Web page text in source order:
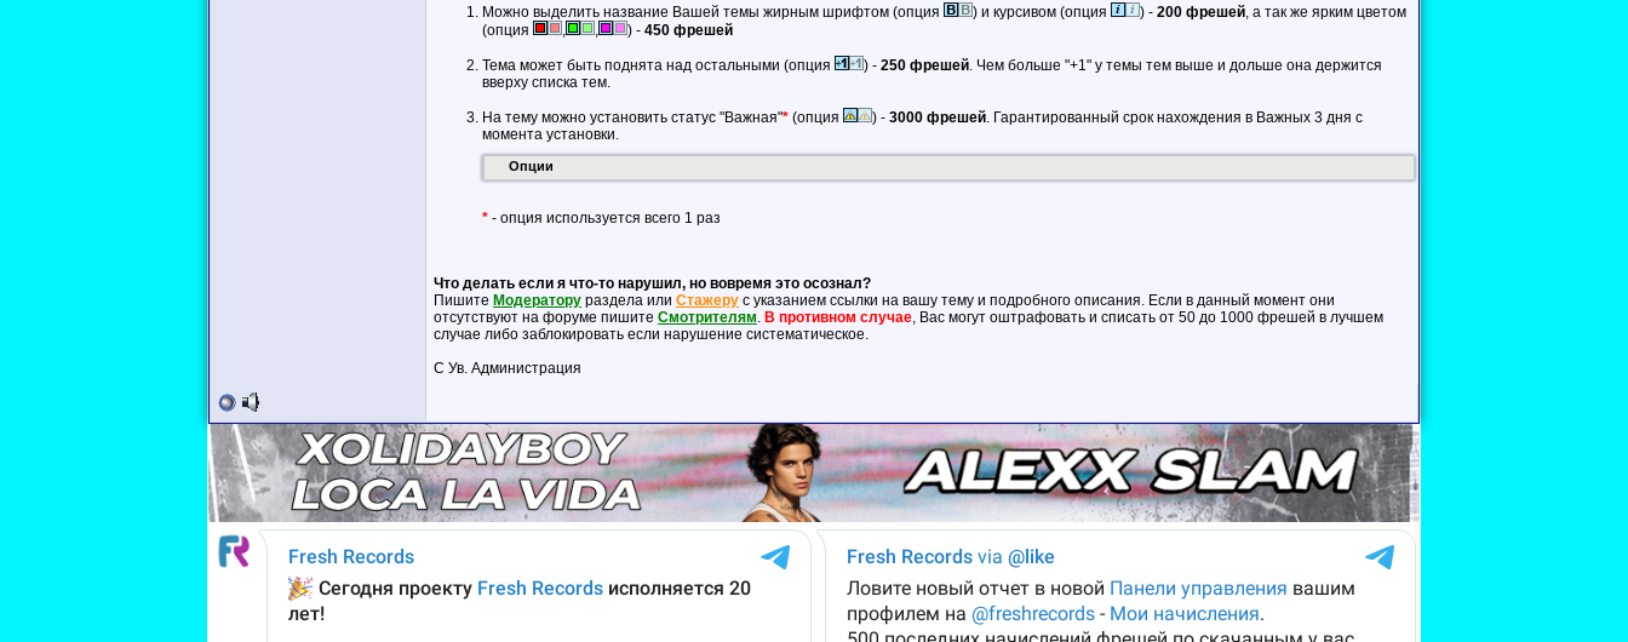
Можно выделить название Вашей темы жирным шрифтом (опция
) и курсивом (опция ) - 200 фрешей , а так же ярким цветом
(опция
) - 450 фрешей
Тема может быть поднята над остальными (опция ) - 250 фрешей . Чем больше "+1" у темы тем выше и дольше она держится
вверху списка тем.
На тему можно установить статус "Важная"* (опция ) - 3000 фрешей . Гарантированный срок нахождения в Важных 3 дня с
момента установки.
Опции
* - опция используется всего 1 раз
Что делать если я что-то нарушил, но вовремя это осознал?
Пишите Модератору раздела или Стажеру с указанием ссылки на вашу тему и подробного описания. Если в данный момент они
отсутствуют на форуме пишите Смотрителям В противном случае , Вас могут оштрафовать и списать от 50 до 1000 фрешей в лучшем
случае либо заблокировать если нарушение систематическое.
С Ув. Администрация